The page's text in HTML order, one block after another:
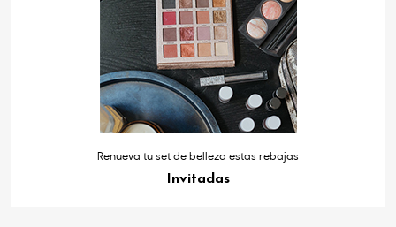
Renueva tu set de belleza estas rebajas
Invitadas